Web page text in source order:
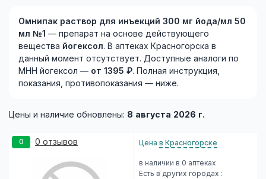
Омнипак раствор для инъекций 300 мг йода/мл 50
мл №1 — препарат на основе действующего
вещества йогексол. В аптеках Красногорска в
данный момент отсутствует. Доступные аналоги по
МНН йогексол — от 1395 ₽. Полная инструкция,
показания, противопоказания — ниже.
Цены и наличие обновлены: 8 августа 2026 г.
0 0 отзывов Цена в Красногорске
в наличии в 0 аптеках
Есть в других городах :